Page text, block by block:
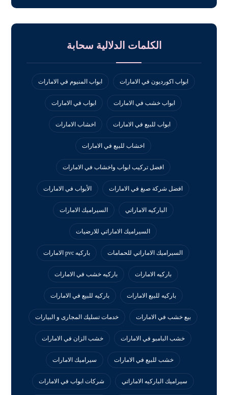
الكلمات الدلالية سحابة
ابواب اكورديون في الامارات ابواب المنيوم في الامارات
ابواب خشب في الامارات ابواب في الامارات
ابواب للبيع في الامارات اخشاب الامارات
اخشاب للبيع في الامارات
افضل تركيب ابواب واخشاب في الامارات
افضل شركة صبغ في الامارات الأبواب في الامارات
الباركيه الاماراتي السيراميك الامارات
السيراميك الاماراتي للارضيات
السيراميك الاماراتي للحمامات باركيه pvc الامارات
باركيه الامارات باركيه خشب في الامارات
باركيه للبيع الامارات باركيه للبيع في الامارات
بيع خشب في الامارات خدمات تسليك المجارى و البيارات
خشب البامبو في الامارات خشب الزان في الامارات
خشب للبيع في الامارات سيراميك الامارات
سيراميك الباركيه الاماراتي شركات ابواب في الامارات